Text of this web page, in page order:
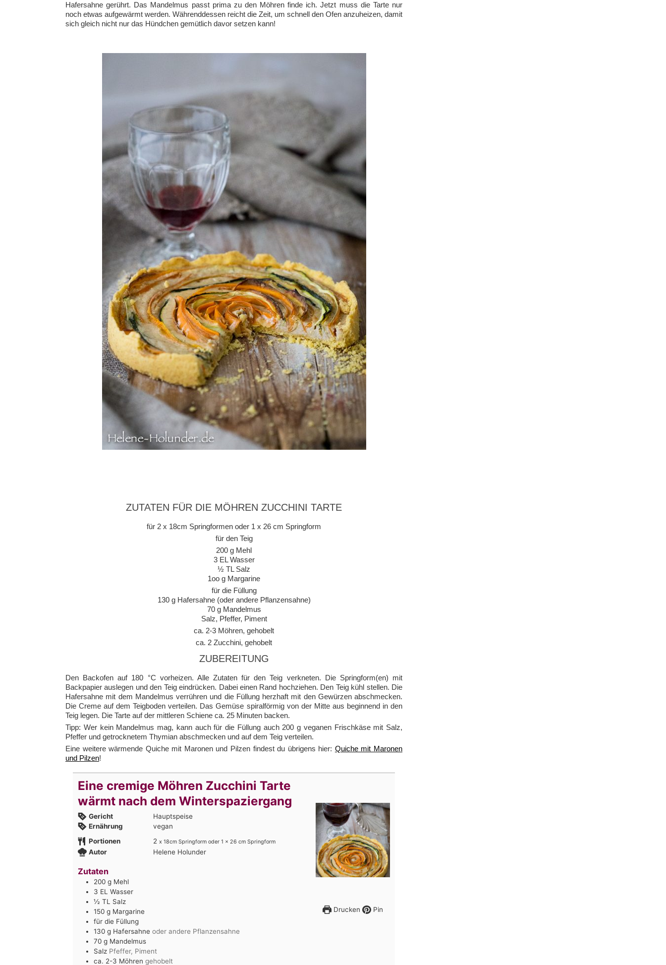
Hafersahne gerührt. Das Mandelmus passt prima zu den Möhren finde ich. Jetzt muss die Tarte nur
noch etwas aufgewärmt werden. Währenddessen reicht die Zeit, um schnell den Ofen anzuheizen, damit
sich gleich nicht nur das Hündchen gemütlich davor setzen kann!
ZUTATEN FÜR DIE MÖHREN ZUCCHINI TARTE
für 2 x 18cm Springformen oder 1 x 26 cm Springform
für den Teig
200 g Mehl
3 EL Wasser
½ TL Salz
1oo g Margarine
für die Füllung
130 g Hafersahne (oder andere Pflanzensahne)
70 g Mandelmus
Salz, Pfeffer, Piment
ca. 2-3 Möhren, gehobelt
ca. 2 Zucchini, gehobelt
ZUBEREITUNG
Den Backofen auf 180 °C vorheizen. Alle Zutaten für den Teig verkneten. Die Springform(en) mit
Backpapier auslegen und den Teig eindrücken. Dabei einen Rand hochziehen. Den Teig kühl stellen. Die
Hafersahne mit dem Mandelmus verrühren und die Füllung herzhaft mit den Gewürzen abschmecken.
Die Creme auf dem Teigboden verteilen. Das Gemüse spiralförmig von der Mitte aus beginnend in den
Teig legen. Die Tarte auf der mittleren Schiene ca. 25 Minuten backen.
Tipp: Wer kein Mandelmus mag, kann auch für die Füllung auch 200 g veganen Frischkäse mit Salz,
Pfeffer und getrocknetem Thymian abschmecken und auf dem Teig verteilen.
Eine weitere wärmende Quiche mit Maronen und Pilzen findest du übrigens hier: Quiche mit Maronen
und Pilzen!
Drucken Pin
Eine cremige Möhren Zucchini Tarte
wärmt nach dem Winterspaziergang
Gericht
Hauptspeise
Ernährung
vegan
Portionen
2 x 18cm Springform oder 1 x 26 cm Springform
Autor Helene Holunder
Zutaten
200 g Mehl
3 EL Wasser
½ TL Salz
150 g Margarine
für die Füllung
130 g Hafersahne oder andere Pflanzensahne
70 g Mandelmus
Salz Pfeffer, Piment
ca. 2-3 Möhren gehobelt